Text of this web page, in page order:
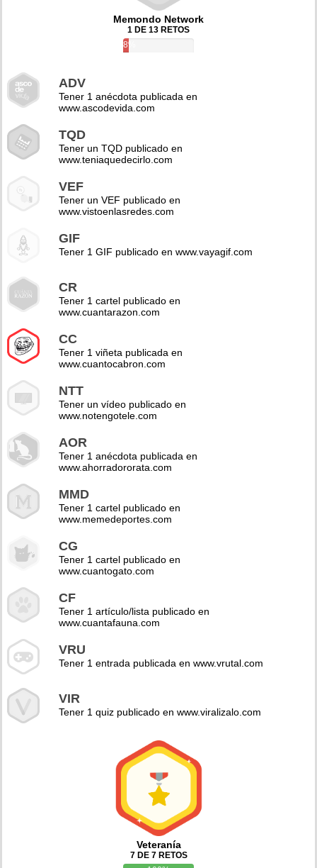
Memondo Network
1 DE 13 RETOS
8%
ADV
Tener 1 anécdota publicada en
www.ascodevida.com
TQD
Tener un TQD publicado en
www.teniaquedecirlo.com
VEF
Tener un VEF publicado en
www.vistoenlasredes.com
GIF
Tener 1 GIF publicado en www.vayagif.com
CR
Tener 1 cartel publicado en
www.cuantarazon.com
CC
Tener 1 viñeta publicada en
www.cuantocabron.com
NTT
Tener un vídeo publicado en
www.notengotele.com
AOR
Tener 1 anécdota publicada en
www.ahorradororata.com
MMD
Tener 1 cartel publicado en
www.memedeportes.com
CG
Tener 1 cartel publicado en
www.cuantogato.com
CF
Tener 1 artículo/lista publicado en
www.cuantafauna.com
VRU
Tener 1 entrada publicada en www.vrutal.com
VIR
Tener 1 quiz publicado en www.viralizalo.com
Veteranía
7 DE 7 RETOS